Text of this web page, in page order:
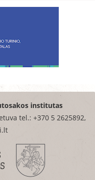
institutas
tel.: +370 5 2625892,